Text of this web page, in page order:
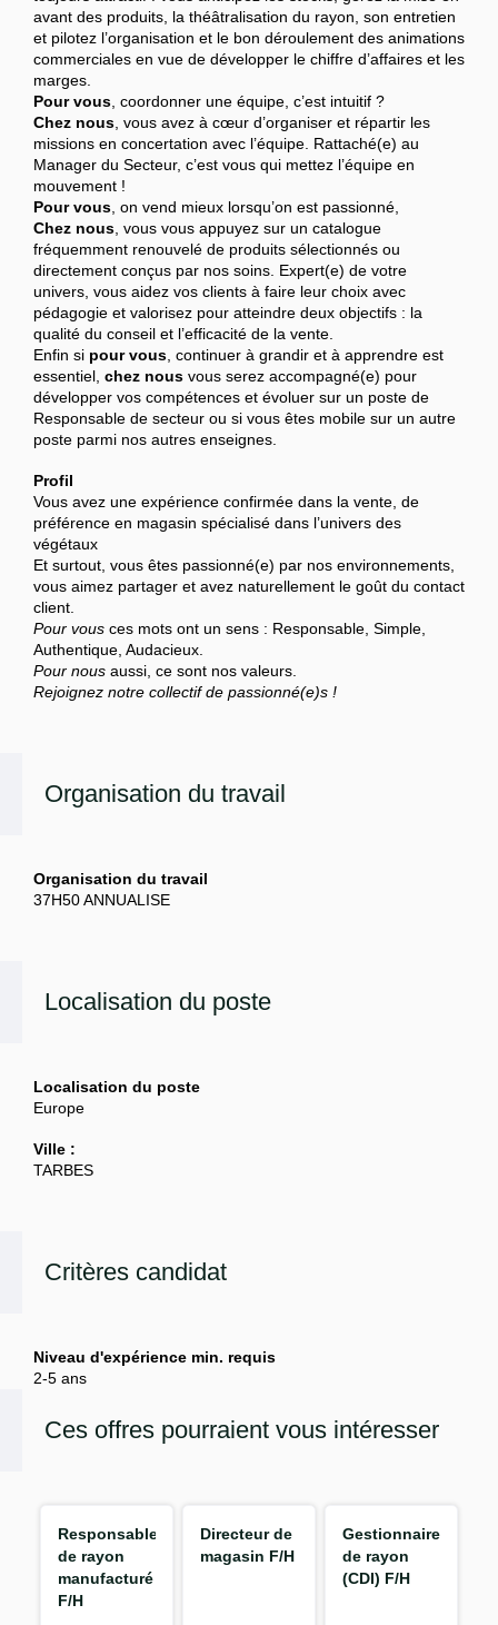
avant des produits, la théâtralisation du rayon, son entretien
et pilotez l’organisation et le bon déroulement des animations
commerciales en vue de développer le chiffre d’affaires et les
marges.
Pour vous , coordonner une équipe, c’est intuitif ?
Chez nous , vous avez à cœur d’organiser et répartir les
missions en concertation avec l’équipe. Rattaché(e) au
Manager du Secteur, c’est vous qui mettez l’équipe en
mouvement !
Pour vous , on vend mieux lorsqu’on est passionné,
Chez nous , vous vous appuyez sur un catalogue
fréquemment renouvelé de produits sélectionnés ou
directement conçus par nos soins. Expert(e) de votre
univers, vous aidez vos clients à faire leur choix avec
pédagogie et valorisez pour atteindre deux objectifs : la
qualité du conseil et l’efficacité de la vente.
Enfin si pour vous , continuer à grandir et à apprendre est
essentiel, chez nous vous serez accompagné(e) pour
développer vos compétences et évoluer sur un poste de
Responsable de secteur ou si vous êtes mobile sur un autre
poste parmi nos autres enseignes.
Profil
Vous avez une expérience confirmée dans la vente, de
préférence en magasin spécialisé dans l’univers des
végétaux
Et surtout, vous êtes passionné(e) par nos environnements,
vous aimez partager et avez naturellement le goût du contact
client.
Pour vous ces mots ont un sens : Responsable, Simple,
Authentique, Audacieux.
Pour nous aussi, ce sont nos valeurs.
Rejoignez notre collectif de passionné(e)s !
Organisation du travail
Organisation du travail
37H50 ANNUALISE
Localisation du poste
Localisation du poste
Europe
Ville :
TARBES
Critères candidat
Niveau d'expérience min. requis
2-5 ans
Ces offres pourraient vous intéresser
Responsable
de rayon
manufacturé
F/H
Directeur de
magasin F/H
Gestionnaire
de rayon
(CDI) F/H